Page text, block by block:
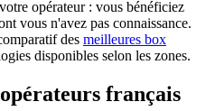
opérateur : vous bénéficiez
vous n'avez pas connaissance.
des meilleures box
disponibles selon les zones.
français